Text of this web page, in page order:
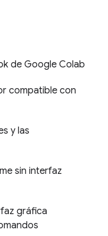
de Google Colab
compatible con
y las
sin interfaz
gráfica